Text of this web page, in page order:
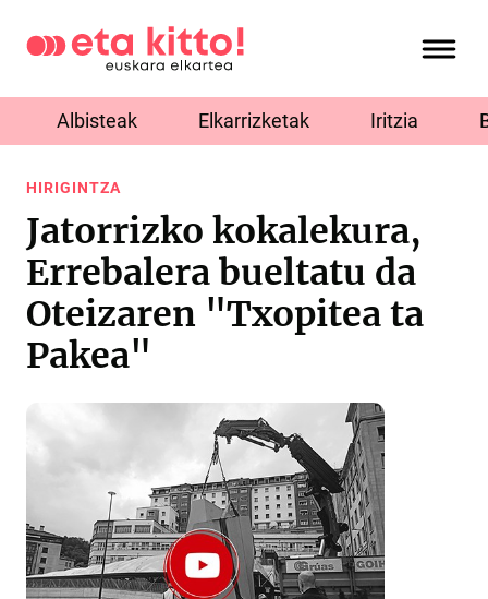
Albisteak Elkarrizketak Iritzia
HIRIGINTZA
Jatorrizko kokalekura,
Errebalera bueltatu da
Oteizaren "Txopitea ta
Pakea"